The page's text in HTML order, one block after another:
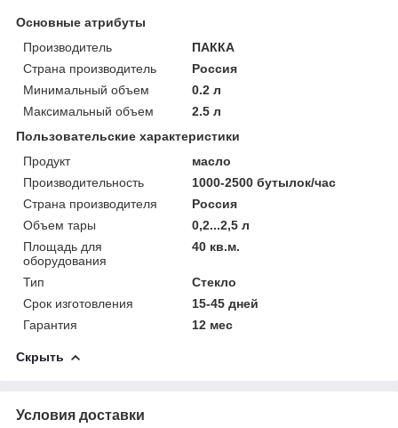
Основные атрибуты
Производитель
ПАККА
Страна производитель
Россия
Минимальный объем
0.2 л
Максимальный объем
2.5 л
Пользовательские характеристики
Продукт
масло
Производительность
1000-2500 бутылок/час
Страна производителя
Россия
Объем тары
0,2...2,5 л
Площадь для
оборудования
40 кв.м.
Тип
Стекло
Срок изготовления
15-45 дней
Гарантия
12 мес
Скрыть
Условия доставки